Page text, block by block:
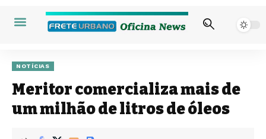
NOTÍCIAS
Meritor comercializa mais de
um milhão de litros de óleos